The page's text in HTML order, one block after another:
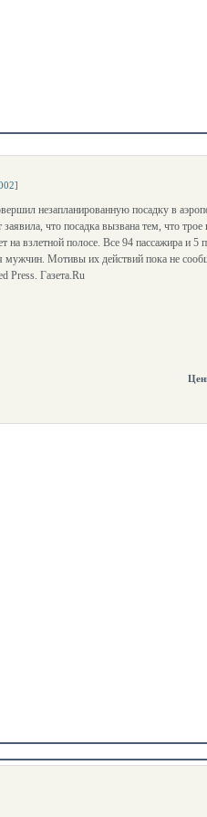
незапланированную посадку в
что посадка вызвана тем, что трое
взлетной полосе. Все 94 пассажира и 5
мужчин. Мотивы их действий пока не
Press. Газета.Ru